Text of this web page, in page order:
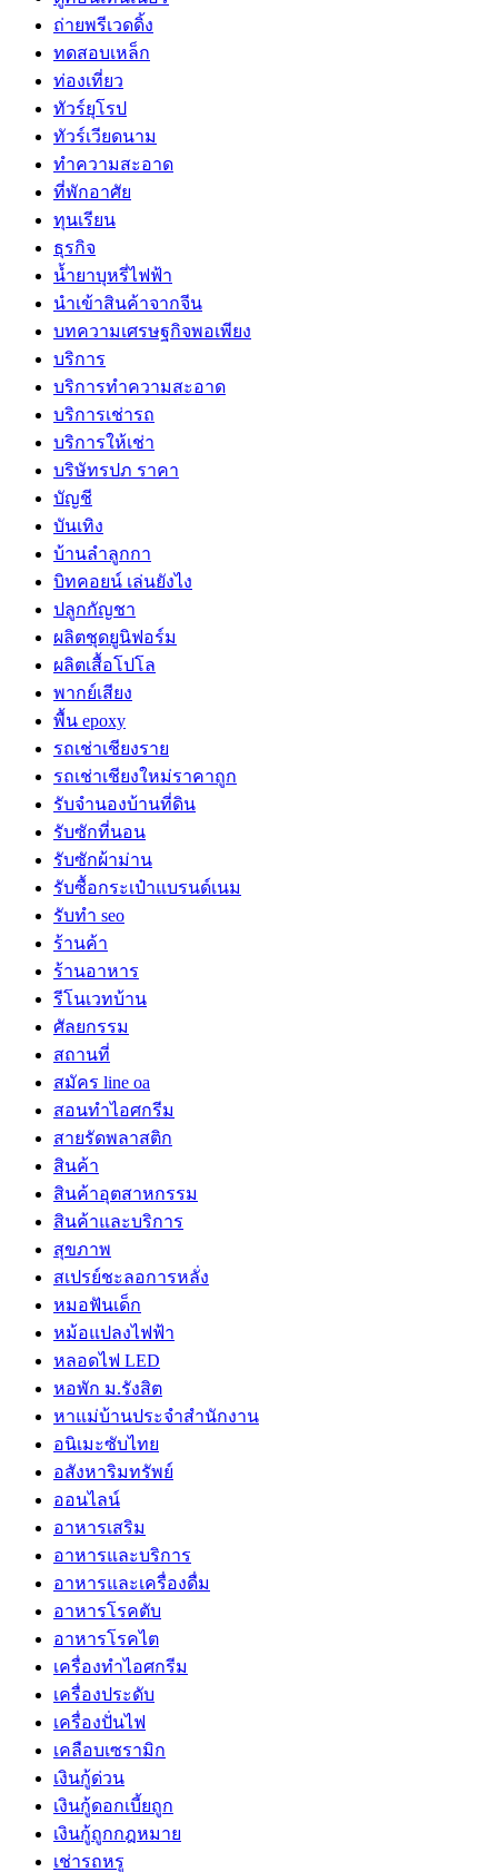
ถ่ายพรีเวดดิ้ง
ทดสอบเหล็ก
ท่องเที่ยว
ทัวร์ยุโรป
ทัวร์เวียดนาม
ทำความสะอาด
ที่พักอาศัย
ทุนเรียน
ธุรกิจ
น้ำยาบุหรี่ไฟฟ้า
นำเข้าสินค้าจากจีน
บทความเศรษฐกิจพอเพียง
บริการ
บริการทำความสะอาด
บริการเช่ารถ
บริการให้เช่า
บริษัทรปภ ราคา
บัญชี
บันเทิง
บ้านลำลูกกา
บิทคอยน์ เล่นยังไง
ปลูกกัญชา
ผลิตชุดยูนิฟอร์ม
ผลิตเสื้อโปโล
พากย์เสียง
พื้น epoxy
รถเช่าเชียงราย
รถเช่าเชียงใหม่ราคาถูก
รับจำนองบ้านที่ดิน
รับซักที่นอน
รับซักผ้าม่าน
รับซื้อกระเป๋าแบรนด์เนม
รับทำ seo
ร้านค้า
ร้านอาหาร
รีโนเวทบ้าน
ศัลยกรรม
สถานที่
สมัคร line oa
สอนทำไอศกรีม
สายรัดพลาสติก
สินค้า
สินค้าอุตสาหกรรม
สินค้าและบริการ
สุขภาพ
สเปรย์ชะลอการหลั่ง
หมอฟันเด็ก
หม้อแปลงไฟฟ้า
หลอดไฟ LED
หอพัก ม.รังสิต
หาแม่บ้านประจำสำนักงาน
อนิเมะซับไทย
อสังหาริมทรัพย์
ออนไลน์
อาหารเสริม
อาหารและบริการ
อาหารและเครื่องดื่ม
อาหารโรคตับ
อาหารโรคไต
เครื่องทำไอศกรีม
เครื่องประดับ
เครื่องปั่นไฟ
เคลือบเซรามิก
เงินกู้ด่วน
เงินกู้ดอกเบี้ยถูก
เงินกู้ถูกกฎหมาย
เช่ารถหรู